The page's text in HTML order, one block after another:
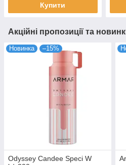
Купити
Акційні пропозиції та
Новинка –15%
Odyssey Candee Speci W